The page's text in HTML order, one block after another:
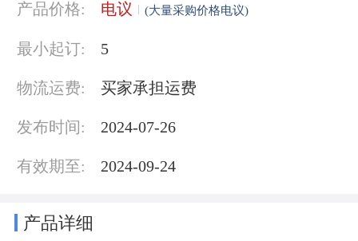
产品价格: 电议 (大量采购价格电议)
最小起订: 5
物流运费: 买家承担运费
发布时间: 2024-07-26
有效期至: 2024-09-24
产品详细